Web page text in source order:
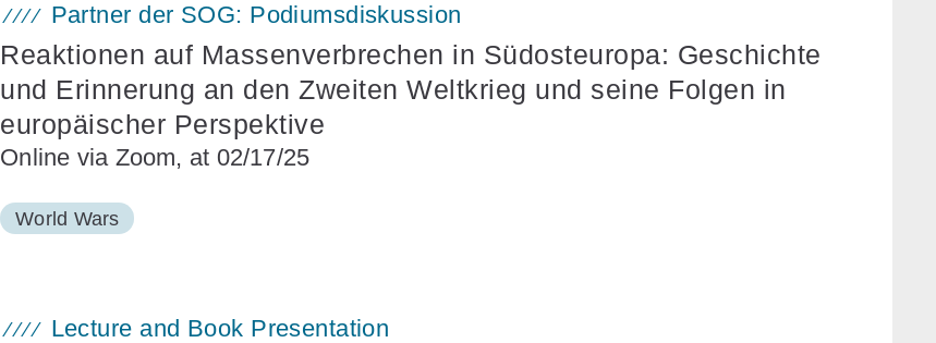
Partner der SOG: Podiumsdiskussion
Reaktionen auf Massenverbrechen in Südosteuropa: Geschichte
und Erinnerung an den Zweiten Weltkrieg und seine Folgen in
europäischer Perspektive
Online via Zoom, at 02/17/25
World Wars
Lecture and Book Presentation